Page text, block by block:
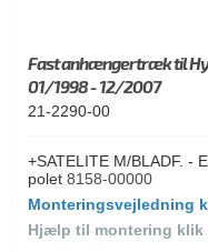
Fast anhængertræk til
01/1998 - 12/2007
21-2290-00
+SATELITE M/BLADF. -
polet 8158-00000
Monteringsvejledning
Hjælp til montering klik